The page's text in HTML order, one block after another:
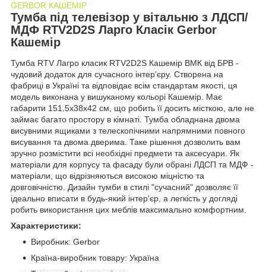
GERBOR КАШЕМІР
Тумба під телевізор у вітальню з ЛДСП/
МДФ RTV2D2S Ларго Класік Gerbor
Кашемір
Тумба RTV Лагро класик RTV2D2S Кашемір ВМК від БРВ -
чудовий додаток для сучасного інтер'єру. Створена на
фабриці в Україні та відповідає всім стандартам якості, ця
модель виконана у вишуканому кольорі Кашемір. Має
габарити 151.5х38х42 см, що робить її досить місткою, але не
займає багато простору в кімнаті. Тумба обладнана двома
висувними ящиками з телескопічними напрямними повного
висування та двома дверима. Таке рішення дозволить вам
зручно розмістити всі необхідні предмети та аксесуари. Як
матеріали для корпусу та фасаду були обрані ЛДСП та МДФ -
матеріали, що відрізняються високою міцністю та
довговічністю. Дизайн тумби в стилі "сучасний" дозволяє її
ідеально вписати в будь-який інтер'єр, а легкість у догляді
робить використання цих меблів максимально комфортним.
Характеристики:
Виробник: Gerbor
Країна-виробник товару: Україна